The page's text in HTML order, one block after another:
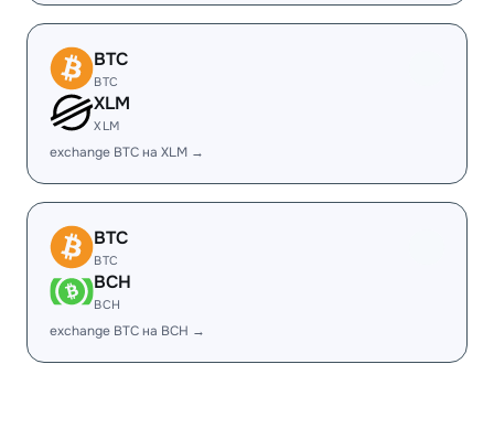
BTC
BTC
XLM
XLM
exchange BTC на XLM →
BTC
BTC
BCH
BCH
exchange BTC на BCH →